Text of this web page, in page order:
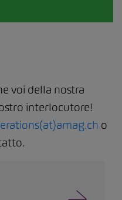
voi della nostra
interlocutore!
o